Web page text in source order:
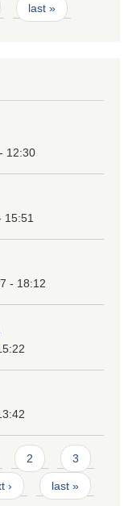
last »
12:30
15:51
- 18:12
2 3
› last »